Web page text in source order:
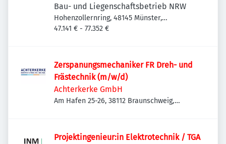
Versorgungstechnik / Technischen
Gebäudeausrüstung als
Projektteammitglied
Bau- und Liegenschaftsbetrieb NRW
Hohenzollernring, 48145 Münster,
Deutschland
47.141 € - 77.352 €
Zerspanungsmechaniker FR Dreh- und
Frästechnik (m/w/d)
Achterkerke GmbH
Am Hafen 25-26, 38112 Braunschweig,
Projektingenieur:in Elektrotechnik / TGA